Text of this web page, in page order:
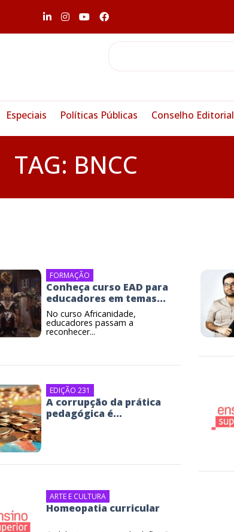
Especiais Políticas Públicas Conselho Editorial
TAG: BNCC
FORMAÇÃO
Conheça curso EAD para
educadores em temas...
No curso Africanidade,
educadores passam a
reconhecer...
EDIÇÃO 231
A corrupção da prática
pedagógica é...
ARTE E CULTURA
Homeopatia curricular